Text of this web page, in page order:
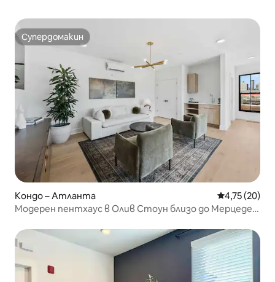
Супердомакин
Супердомакин
Кондо – Атланта Средна
4,75 (20)
Модерен пентхаус в Олив Стоун близо до Мерцедес